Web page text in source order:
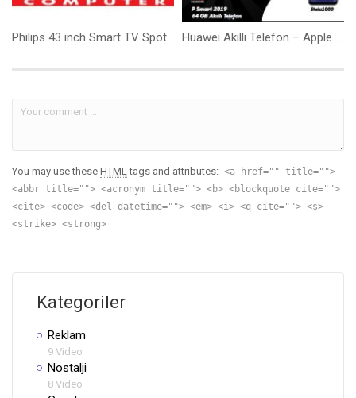
Philips 43 inch Smart TV Spot Reklamı – 12sn Huawei Akıllı Telefon – Apple Airpods Spot Reklamı – 17sn
You may use these HTML tags and attributes: <a href="" title="">
<abbr title=""> <acronym title=""> <b> <blockquote cite="">
<cite> <code> <del datetime=""> <em> <i> <q cite=""> <s>
<strike> <strong>
Kategoriler
Reklam
9 Video
Nostalji
8 Video